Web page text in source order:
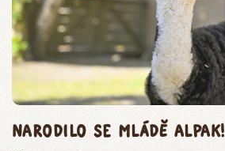
Narodilo se mládě alpak!